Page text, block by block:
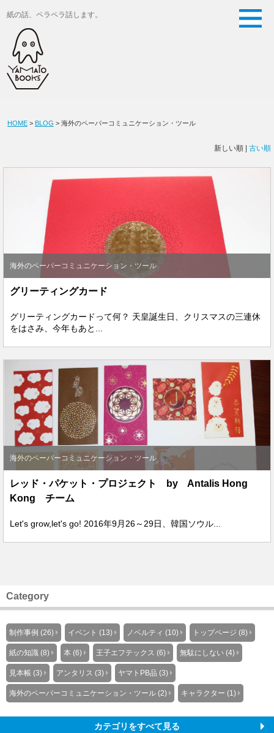
紙の話、ペラペラ話します。
HOME > BLOG > 海外のペーパーコミュニケーション・ツール
新しい順 | 古い順
海外のペーパーコミュニケーション・ツール
グリーティングカード
グリーティングカードって何？ 天皇誕生日、クリスマスの三連休
をはさみ、今年もあと...
海外のペーパーコミュニケーション・ツール
レッド・パケット・プロジェクト by Antalis Hong
Kong チーム
Let's grow,let's go! 2016年9月26～29日、韓国ソウル...
Category
制作事例 (26) イベント (13) ノベルティ (10) トップページ (8)
紙の知識 (8) 本 (6) 王子エフテックス (6) 無駄にしない (4)
見本帳 (3) アンタリス (3) ヤマトPB品 (3)
海外のペーパーコミュニケーション・ツール (2) キャラクター (1)
カテゴリをすべて見る